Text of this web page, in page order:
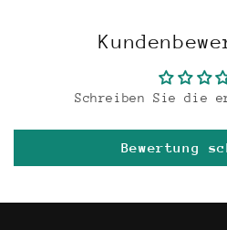
Schreiben Sie die
Bewertung